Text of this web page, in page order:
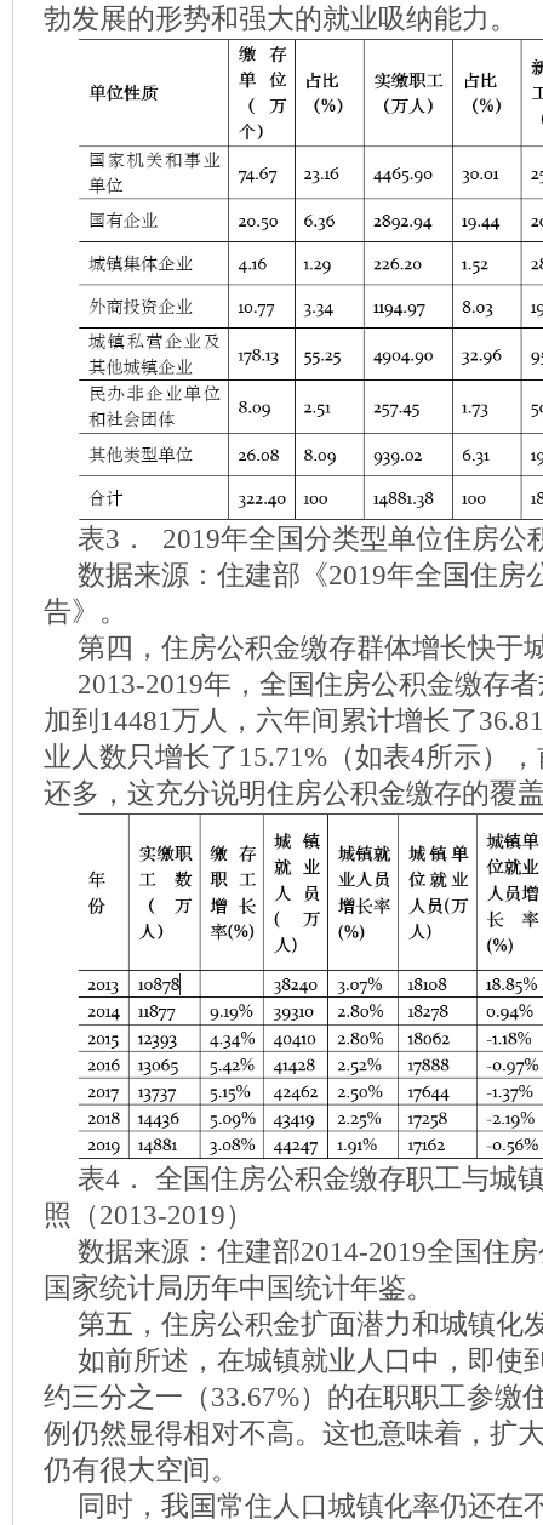
勃发展的形势和强大的就业吸纳能力。
表3． 2019年全国分类型单位住房公
数据来源：住建部《2019年全国住房
告》。
第四，住房公积金缴存群体增长快于
2013-2019年，全国住房公积金缴存
加到14481万人，六年间累计增长了
业人数只增长了15.71%（如表4所示）
还多，这充分说明住房公积金缴存的覆
表4． 全国住房公积金缴存职工与城
照（2013-2019）
数据来源：住建部2014-2019全国住
国家统计局历年中国统计年鉴。
第五，住房公积金扩面潜力和城镇化
如前所述，在城镇就业人口中，即使
约三分之一（33.67%）的在职职工参缴
例仍然显得相对不高。这也意味着，扩
仍有很大空间。
同时，我国常住人口城镇化率仍还在